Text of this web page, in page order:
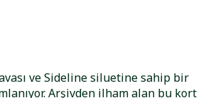
ve Sideline siluetine sahip bir
Arşivden ilham alan bu kort